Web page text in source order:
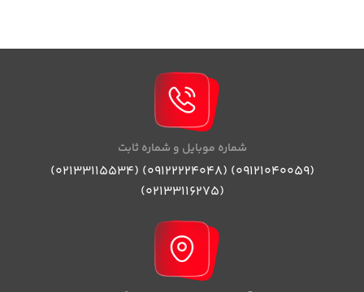
شماره موبایل و شماره ثابت
(09121040059) (09122224048) (02133115534)
(02133116275)